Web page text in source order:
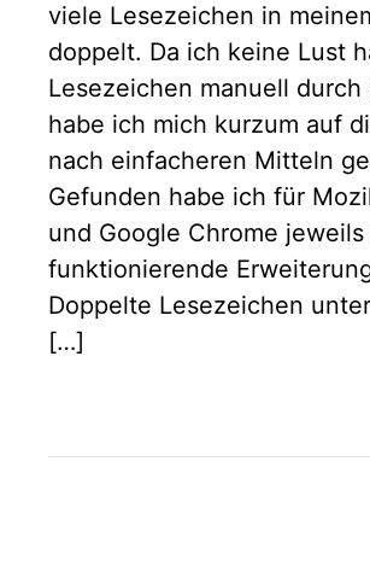
viele Lesezeichen in
doppelt. Da ich keine Lust
Lesezeichen manuell durch
habe ich mich kurzum auf
nach einfacheren Mitteln
Gefunden habe ich für
und Google Chrome
funktionierende
Doppelte Lesezeichen
[…]